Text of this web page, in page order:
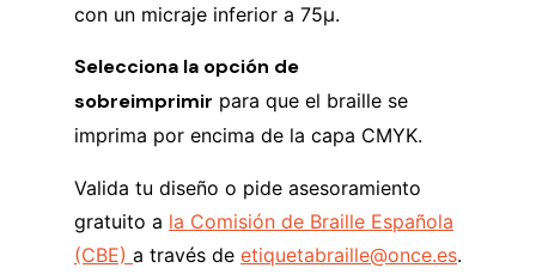
con un micraje inferior a 75µ.
Selecciona la opción de
sobreimprimir para que el braille se
imprima por encima de la capa CMYK.
Valida tu diseño o pide asesoramiento
gratuito a la Comisión de Braille Española
(CBE) a través de etiquetabraille@once.es.